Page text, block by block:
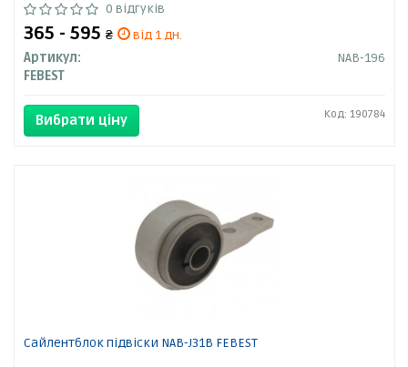
0 відгуків
365 - 595 ₴
від 1 дн.
Артикул:
NAB-196
FEBEST
Вибрати ціну Код: 190784
Сайлентблок підвіски NAB-J31B FEBEST